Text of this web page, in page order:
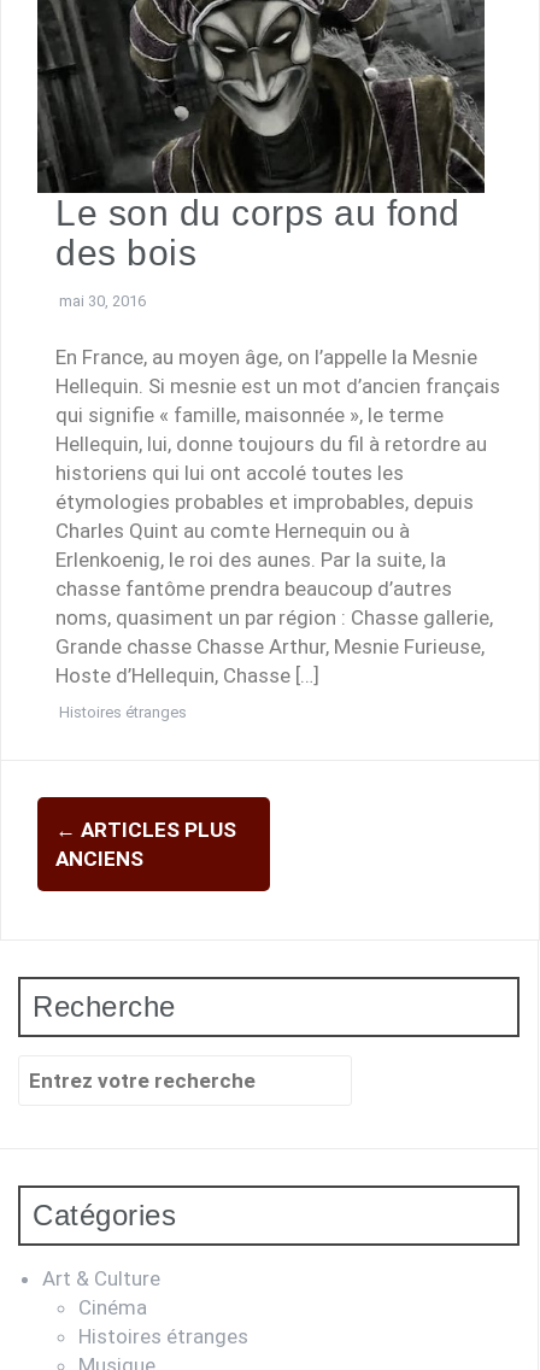
Le son du corps au fond
des bois
mai 30, 2016
En France, au moyen âge, on l’appelle la Mesnie
Hellequin. Si mesnie est un mot d’ancien français
qui signifie « famille, maisonnée », le terme
Hellequin, lui, donne toujours du fil à retordre au
historiens qui lui ont accolé toutes les
étymologies probables et improbables, depuis
Charles Quint au comte Hernequin ou à
Erlenkoenig, le roi des aunes. Par la suite, la
chasse fantôme prendra beaucoup d’autres
noms, quasiment un par région : Chasse gallerie,
Grande chasse Chasse Arthur, Mesnie Furieuse,
Hoste d’Hellequin, Chasse […]
Histoires étranges
Navigation
des
articles
← ARTICLES PLUS
ANCIENS
Recherche
Recherche
Catégories
Art & Culture
Cinéma
Histoires étranges